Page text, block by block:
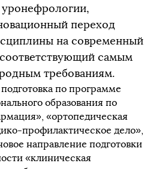
переход
на современный
самым
требованиям.
по программе
образования по
«ортопедическая
профилактическое дело»,
направление подготовки
«клиническая